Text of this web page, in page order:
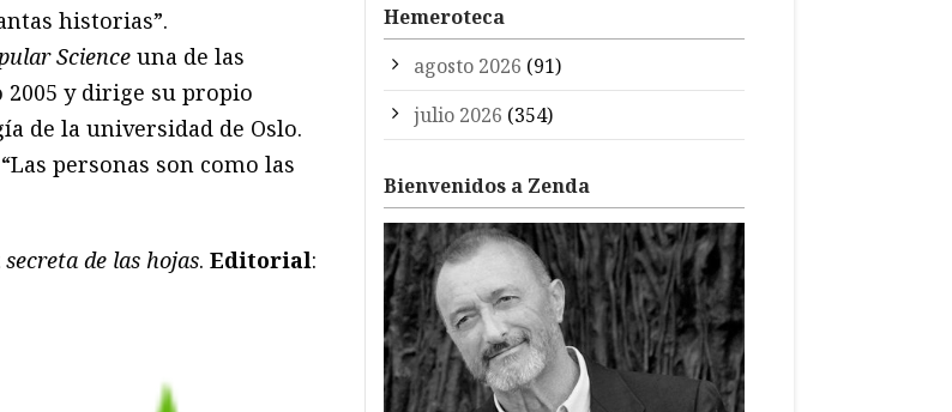
historias”.
Science una de las
y dirige su propio
de la universidad de Oslo.
personas son como las
de las hojas. Editorial:
Hemeroteca
agosto 2026 (91)
julio 2026 (354)
Bienvenidos a Zenda